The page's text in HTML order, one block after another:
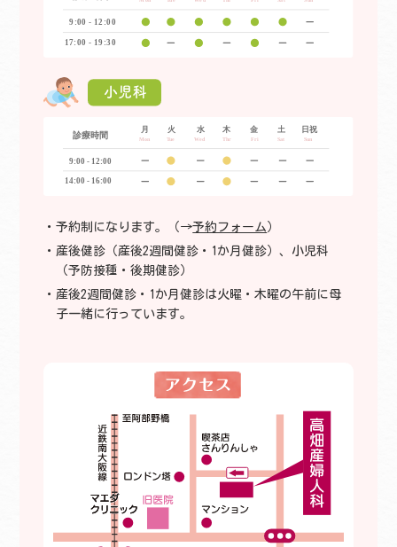
予約制になります。（→予約フォーム ）
産後健診（産後2週間健診・1か月健診）、小児科
（予防接種・後期健診）
産後2週間健診・1か月健診は火曜・木曜の午前に母
子一緒に行っています。